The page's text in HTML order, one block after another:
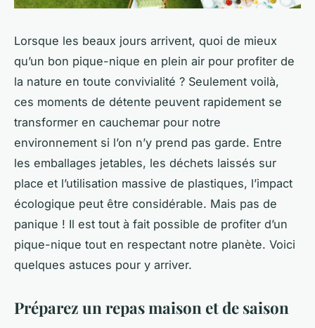
Lorsque les beaux jours arrivent, quoi de mieux
qu’un bon pique-nique en plein air pour profiter de
la nature en toute convivialité ? Seulement voilà,
ces moments de détente peuvent rapidement se
transformer en cauchemar pour notre
environnement si l’on n’y prend pas garde. Entre
les emballages jetables, les déchets laissés sur
place et l’utilisation massive de plastiques, l’impact
écologique peut être considérable. Mais pas de
panique ! Il est tout à fait possible de profiter d’un
pique-nique tout en respectant notre planète. Voici
quelques astuces pour y arriver.
Préparez un repas maison et de saison